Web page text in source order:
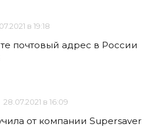
в 19:18
почтовый адрес в России
28.07.2021 в 16:09
от компании Supersaver